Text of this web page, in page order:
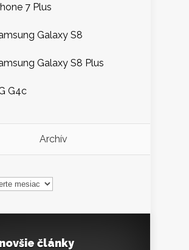
7 Plus
Galaxy S8
Galaxy S8 Plus
G4c
Archív
články